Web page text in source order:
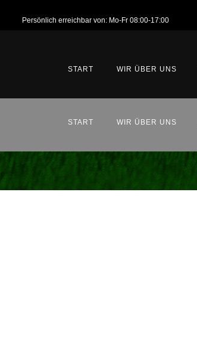
Persönlich erreichbar von: Mo-Fr 08:00-17:00
START WIR ÜBER UNS
ANSPRECHPARTNER
START WIR ÜBER UNS
FIRMENGESCHICHTE